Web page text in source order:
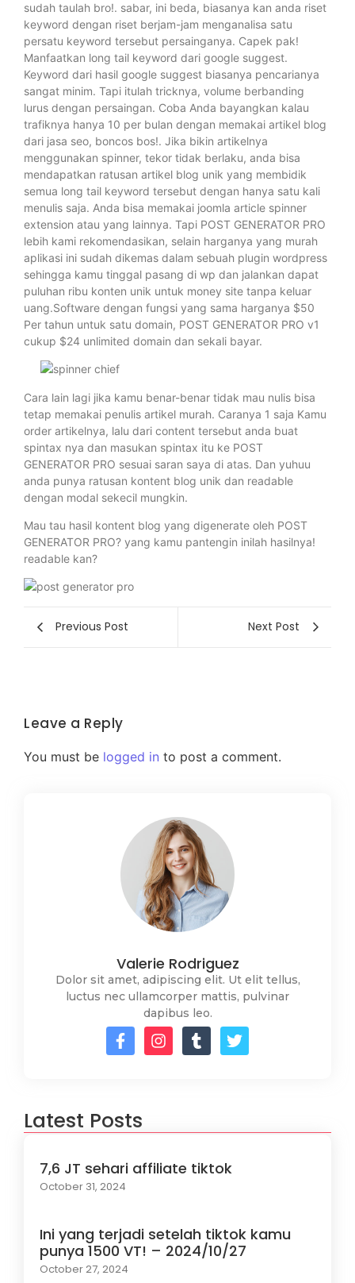
sudah taulah bro!. sabar, ini beda, biasanya kan anda riset
keyword dengan riset berjam-jam menganalisa satu
persatu keyword tersebut persainganya. Capek pak!
Manfaatkan long tail keyword dari google suggest.
Keyword dari hasil google suggest biasanya pencarianya
sangat minim. Tapi itulah tricknya, volume berbanding
lurus dengan persaingan. Coba Anda bayangkan kalau
trafiknya hanya 10 per bulan dengan memakai artikel blog
dari jasa seo, boncos bos!. Jika bikin artikelnya
menggunakan spinner, tekor tidak berlaku, anda bisa
mendapatkan ratusan artikel blog unik yang membidik
semua long tail keyword tersebut dengan hanya satu kali
menulis saja. Anda bisa memakai joomla article spinner
extension atau yang lainnya. Tapi POST GENERATOR PRO
lebih kami rekomendasikan, selain harganya yang murah
aplikasi ini sudah dikemas dalam sebuah plugin wordpress
sehingga kamu tinggal pasang di wp dan jalankan dapat
puluhan ribu konten unik untuk money site tanpa keluar
uang.Software dengan fungsi yang sama harganya $50
Per tahun untuk satu domain, POST GENERATOR PRO v1
cukup $24 unlimited domain dan sekali bayar.
Cara lain lagi jika kamu benar-benar tidak mau nulis bisa
tetap memakai penulis artikel murah. Caranya 1 saja Kamu
order artikelnya, lalu dari content tersebut anda buat
spintax nya dan masukan spintax itu ke POST
GENERATOR PRO sesuai saran saya di atas. Dan yuhuu
anda punya ratusan kontent blog unik dan readable
dengan modal sekecil mungkin.
Mau tau hasil kontent blog yang digenerate oleh POST
GENERATOR PRO? yang kamu pantengin inilah hasilnya!
readable kan?
Previous Post Next Post
Leave a Reply
You must be logged in to post a comment.
Valerie Rodriguez
Dolor sit amet, adipiscing elit. Ut elit tellus,
luctus nec ullamcorper mattis, pulvinar
dapibus leo.
Latest Posts
7,6 JT sehari affiliate tiktok
October 31, 2024
Ini yang terjadi setelah tiktok kamu
punya 1500 VT! – 2024/10/27
October 27, 2024